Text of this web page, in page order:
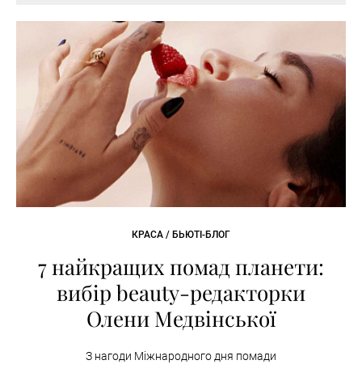
КРАСА / БЬЮТІ-БЛОГ
7 найкращих помад планети:
вибір beauty-редакторки
Олени Медвінської
З нагоди Міжнародного дня помади